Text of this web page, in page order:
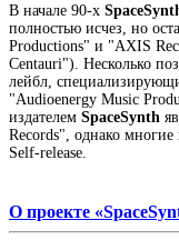
В начале 90-х
полностью исчез, но
Productions" и "AXIS
Centauri"). Несколько
лейбл,
"Audioenergy Music
издателем SpaceSynth
Records", однако многие
Self-release.
О проекте